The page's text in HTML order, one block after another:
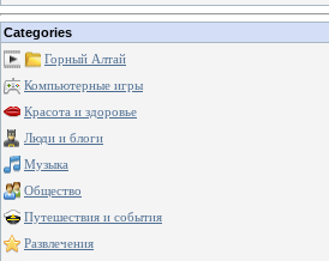
Categories
Горный Алтай
Компьютерные игры
Красота и здоровье
Люди и блоги
Музыка
Общество
Путешествия и события
Развлечения